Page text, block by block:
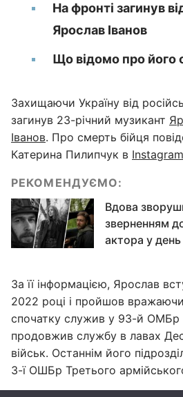
На фронті загинув
Ярослав Іванов
Що відомо про його
Захищаючи Україну від
загинув 23-річний музикант
Іванов. Про смерть бійця
Катерина Пилипчук в Instagram
РЕКОМЕНДУЄМО:
Вдова
зверненням
актора у
За її інформацією, Ярослав
2022 році і пройшов
спочатку служив у 93-й ОМБр
продовжив службу в лавах
військ. Останнім його
3-ї ОШБр Третього